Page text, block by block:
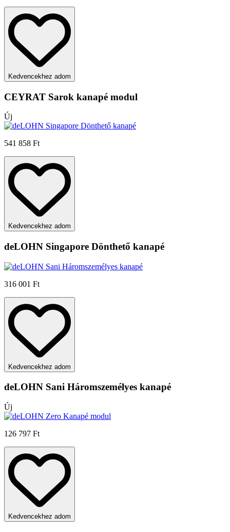
Kedvencekhez adom
CEYRAT Sarok kanapé modul
Új
541 858 Ft
Kedvencekhez adom
deLOHN Singapore Dönthető kanapé
316 001 Ft
Kedvencekhez adom
deLOHN Sani Háromszemélyes kanapé
Új
126 797 Ft
Kedvencekhez adom